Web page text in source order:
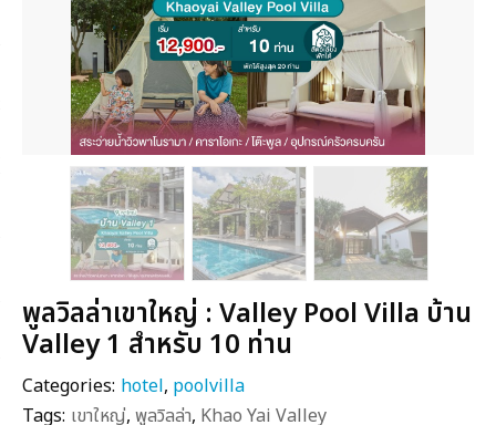
พูลวิลล่าเขาใหญ่ : Valley Pool Villa บ้าน
Valley 1 สำหรับ 10 ท่าน
Categories: hotel, poolvilla
Tags: เขาใหญ่, พูลวิลล่า, Khao Yai Valley